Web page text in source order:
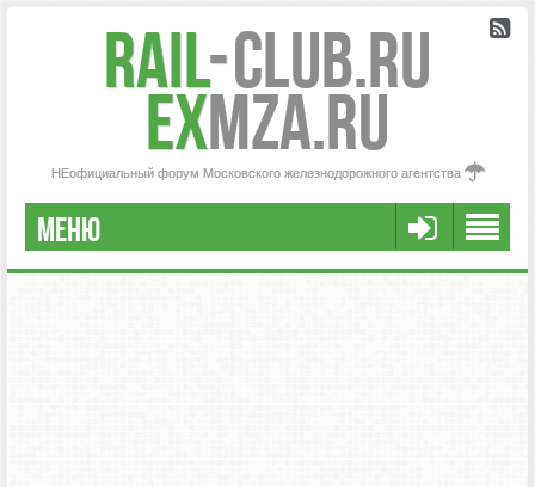
Rail-Club.RU
exMZA.RU
НЕофициальный форум Московского железнодорожного агентства
МЕНЮ
РЕГИСТРАЦИЯ